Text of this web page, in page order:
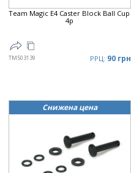
Team Magic E4 Caster Block Ball Cup
4p
TM503139 РРЦ: 90 грн
Снижена цена